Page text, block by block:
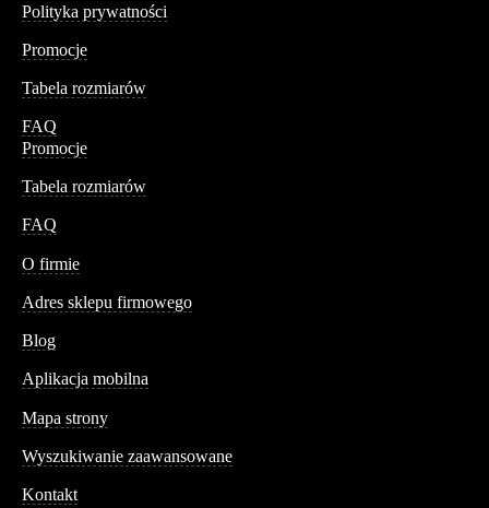
Polityka prywatności
Promocje
Tabela rozmiarów
FAQ
Promocje
Tabela rozmiarów
FAQ
O firmie
Adres sklepu firmowego
Blog
Aplikacja mobilna
Mapa strony
Wyszukiwanie zaawansowane
Kontakt